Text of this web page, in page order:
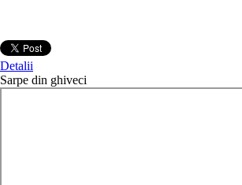
Detalii
Sarpe din ghiveci